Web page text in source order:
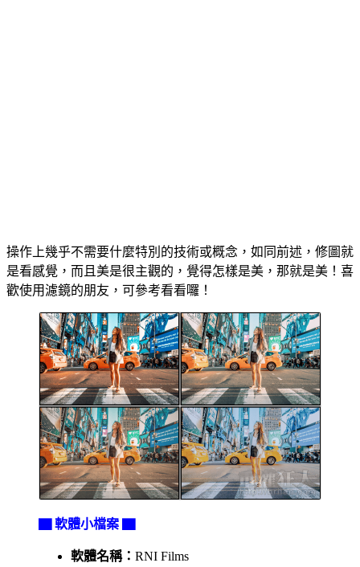
操作上幾乎不需要什麼特別的技術或概念，如同前述，修圖就
是看感覺，而且美是很主觀的，覺得怎樣是美，那就是美！喜
歡使用濾鏡的朋友，可參考看看囉！
▇ 軟體小檔案 ▇
軟體名稱： RNI Films